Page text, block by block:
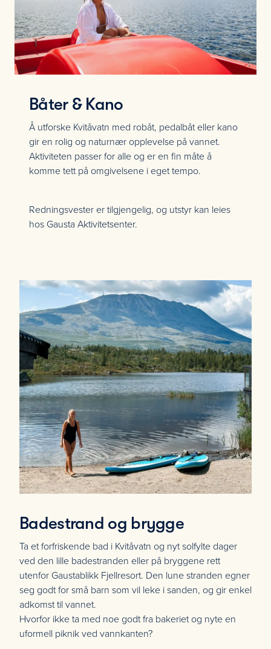
Båter & Kano
Å utforske Kvitåvatn med robåt, pedalbåt eller kano
gir en rolig og naturnær opplevelse på vannet.
Aktiviteten passer for alle og er en fin måte å
komme tett på omgivelsene i eget tempo.
Redningsvester er tilgjengelig, og utstyr kan leies
hos Gausta Aktivitetsenter.
Badestrand og brygge
Ta et forfriskende bad i Kvitåvatn og nyt solfylte dager
ved den lille badestranden eller på bryggene rett
utenfor Gaustablikk Fjellresort. Den lune stranden egner
seg godt for små barn som vil leke i sanden, og gir enkel
adkomst til vannet.
Hvorfor ikke ta med noe godt fra bakeriet og nyte en
uformell piknik ved vannkanten?